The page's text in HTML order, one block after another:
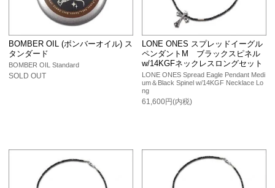
BOMBER OIL (ボンバーオイル) ス
タンダード
BOMBER OIL Standard
SOLD OUT
LONE ONES スプレッドイーグル
ペンダントM ブラックスピネル
w/14KGFネックレスロングセット
LONE ONES Spread Eagle Pendant Medi
um＆Black Spinel w/14KGF Necklace Lo
ng
61,600円(内税)